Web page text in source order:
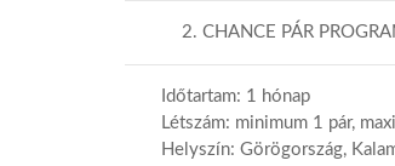
2. CHANCE PÁR
Időtartam: 1 hónap
Létszám: minimum 1 pár,
Helyszín: Görögország,